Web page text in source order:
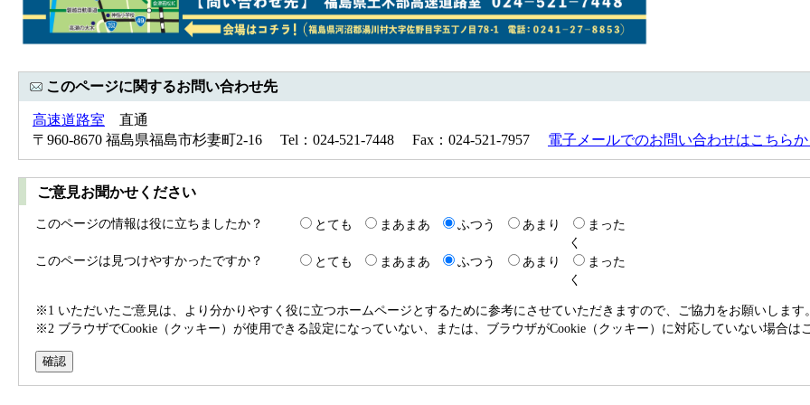
このページに関するお問い合わせ先
高速道路室 直通
〒960-8670 福島県福島市杉妻町2-16 Tel：024-521-7448 Fax：024-521-7957 電子メールでのお問い合わせはこちらか
ご意見お聞かせください
このページの情報は役に立ちましたか？ とても まあまあ ふつう あまり
まった
く
このページは見つけやすかったですか？
とても まあまあ ふつう あまり
まった
く
※1 いただいたご意見は、より分かりやすく役に立つホームページとするために参考にさせていただきますので、ご協力をお願いします
※2 ブラウザでCookie（クッキー）が使用できる設定になっていない、または、ブラウザがCookie（クッキー）に対応していない場合は